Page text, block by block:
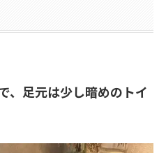
、足元は少し暗めのトイ